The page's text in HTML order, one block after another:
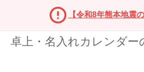
【令和8年熊本地震
卓上・名入れカレンダ